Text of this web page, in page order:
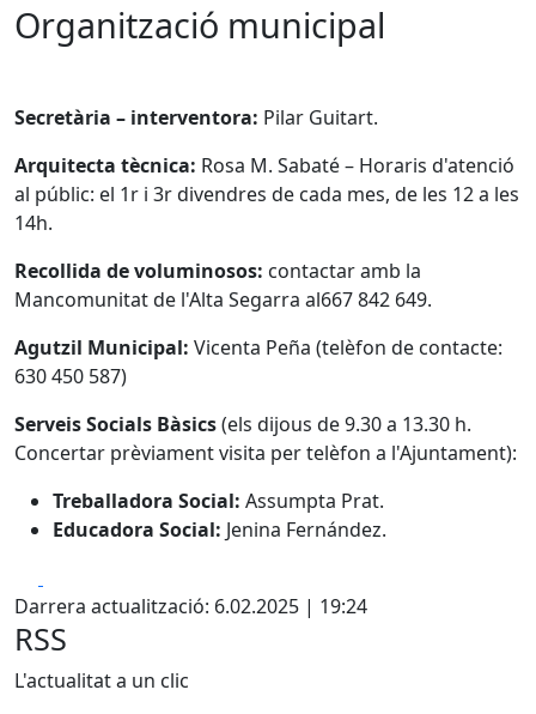
Organització municipal
Secretària – interventora: Pilar Guitart.
Arquitecta tècnica: Rosa M. Sabaté – Horaris d'atenció
al públic: el 1r i 3r divendres de cada mes, de les 12 a les
14h.
Recollida de voluminosos: contactar amb la
Mancomunitat de l'Alta Segarra al667 842 649.
Agutzil Municipal: Vicenta Peña (telèfon de contacte:
630 450 587)
Serveis Socials Bàsics(els dijous de 9.30 a 13.30 h.
Concertar prèviament visita per telèfon a l'Ajuntament):
Treballadora Social: Assumpta Prat.
Educadora Social: Jenina Fernández.
Darrera actualització: 6.02.2025 | 19:24
RSS
L'actualitat a un clic